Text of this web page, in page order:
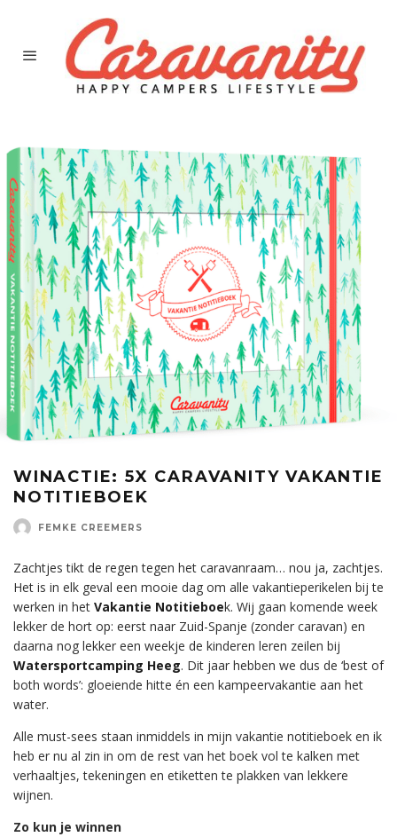
WINACTIE: 5X CARAVANITY VAKANTIE
NOTITIEBOEK
FEMKE CREEMERS
Zachtjes tikt de regen tegen het caravanraam… nou ja, zachtjes.
Het is in elk geval een mooie dag om alle vakantieperikelen bij te
werken in het Vakantie Notitieboek. Wij gaan komende week
lekker de hort op: eerst naar Zuid-Spanje (zonder caravan) en
daarna nog lekker een weekje de kinderen leren zeilen bij
Watersportcamping Heeg. Dit jaar hebben we dus de ‘best of
both words’: gloeiende hitte én een kampeervakantie aan het
water.
Alle must-sees staan inmiddels in mijn vakantie notitieboek en ik
heb er nu al zin in om de rest van het boek vol te kalken met
verhaaltjes, tekeningen en etiketten te plakken van lekkere
wijnen.
Zo kun je winnen